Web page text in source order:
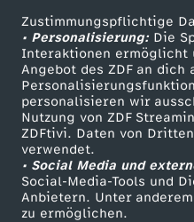
Zustimmungspflichtige
• Personalisierung:Die
Interaktionen ermöglicht
Angebot des ZDF an dich
personalisieren wir
Nutzung von ZDF
ZDFtivi. Daten von
verwendet.
• Social Media und
Social-Media-Tools und
Anbietern. Unter
zu ermöglichen.
o
n
Livestreams
Sendungen A-Z
TV-Programm
ZDF Unternehmen
Karriere